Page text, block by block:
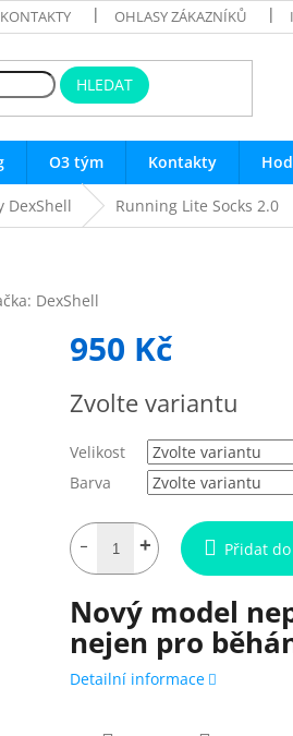
KONTAKTY OHLASY ZÁKAZNÍKŮ
HLEDAT
O3 tým Kontakty
DexShell Running Lite Socks 2.0
DexShell
950 Kč
cena:
Zvolte variantu
Velikost
Barva
Přidat
Nový model
nejen pro
Detailní informace